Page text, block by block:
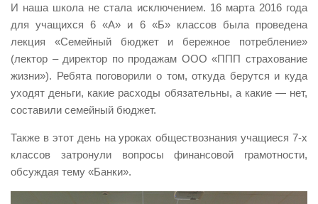
И наша школа не стала исключением. 16 марта 2016 года
для учащихся 6 «А» и 6 «Б» классов была проведена
лекция «Семейный бюджет и бережное потребление»
(лектор – директор по продажам ООО «ППП страхование
жизни»). Ребята поговорили о том, откуда берутся и куда
уходят деньги, какие расходы обязательны, а какие — нет,​​
составили семейный бюджет.
Также в этот день на уроках обществознания учащиеся 7-х
классов затронули вопросы финансовой грамотности,
обсуждая тему «Банки».